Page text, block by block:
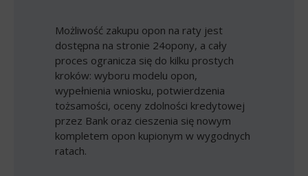
Możliwość zakupu opon na raty jest
dostępna na stronie 24opony, a cały
proces ogranicza się do kilku prostych
kroków: wyboru modelu opon,
wypełnienia wniosku, potwierdzenia
tożsamości, oceny zdolności kredytowej
przez Bank oraz cieszenia się nowym
kompletem opon kupionym w wygodnych
ratach.